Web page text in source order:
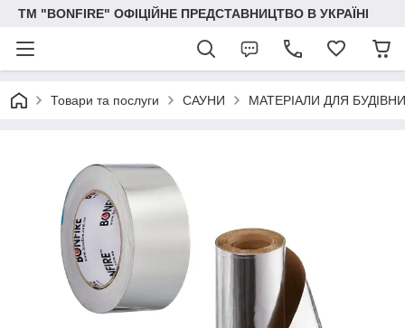
ТМ "BONFIRE" ОФІЦІЙНЕ ПРЕДСТАВНИЦТВО В УКРАЇНІ
Товари та послуги САУНИ МАТЕРІАЛИ ДЛЯ